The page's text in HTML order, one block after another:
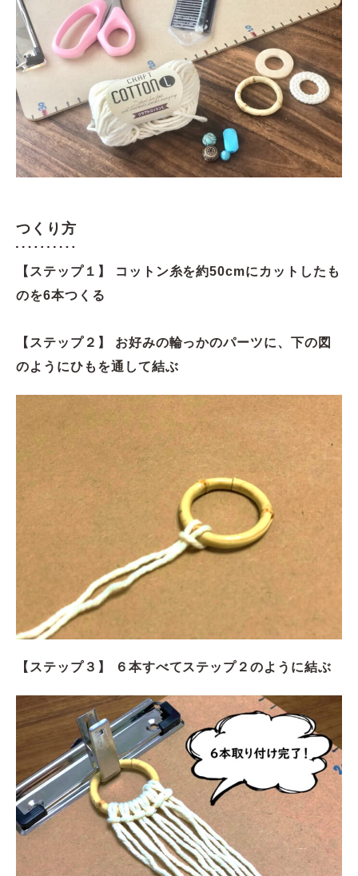
つくり方
【ステップ１】 コットン糸を約50cmにカットしたも
のを6本つくる
【ステップ２】 お好みの輪っかのパーツに、下の図
のようにひもを通して結ぶ
【ステップ３】 ６本すべてステップ２のように結ぶ